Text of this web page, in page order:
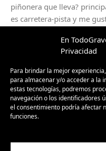
En
Privacidad
Para brindar la mejor
para almacenar y/o acceder a la
estas tecnologías, podremos
navegación o los identificadores
el consentimiento podría afectar
funciones.
piñonera que lleva?
es carretera-pista y me
monoplato ?hay mucha
esta bici en cuanto a
la segunda son los
Sram Apex es algo de
definen ) qué tal funciona
Mil gracias como siempre!
0 Reply